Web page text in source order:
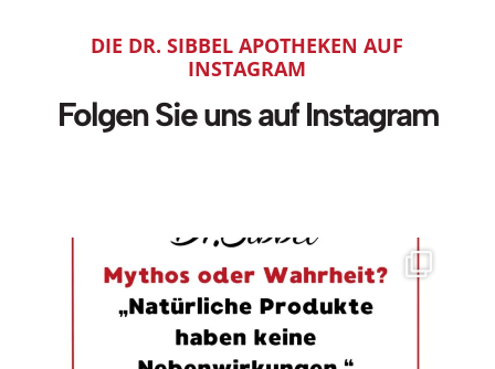
DIE DR. SIBBEL APOTHEKEN AUF
INSTAGRAM
Folgen Sie uns auf Instagram